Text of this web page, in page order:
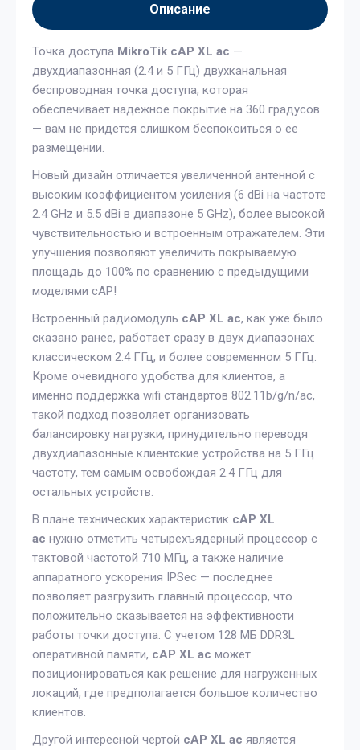
Описание
Точка доступа MikroTik cAP XL ac —
двухдиапазонная (2.4 и 5 ГГц) двухканальная
беспроводная точка доступа, которая
обеспечивает надежное покрытие на 360 градусов
— вам не придется слишком беспокоиться о ее
размещении.
Новый дизайн отличается увеличенной антенной с
высоким коэффициентом усиления (6 dBi на частоте
2.4 GHz и 5.5 dBi в диапазоне 5 GHz), более высокой
чувствительностью и встроенным отражателем. Эти
улучшения позволяют увеличить покрываемую
площадь до 100% по сравнению с предыдущими
моделями cAP!
Встроенный радиомодуль cAP XL ac, как уже было
сказано ранее, работает сразу в двух диапазонах:
классическом 2.4 ГГц, и более современном 5 ГГц.
Кроме очевидного удобства для клиентов, а
именно поддержка wifi стандартов 802.11b/g/n/ac,
такой подход позволяет организовать
балансировку нагрузки, принудительно переводя
двухдиапазонные клиентские устройства на 5 ГГц
частоту, тем самым освобождая 2.4 ГГц для
остальных устройств.
В плане технических характеристик cAP XL
ac нужно отметить четырехъядерный процессор с
тактовой частотой 710 МГц, а также наличие
аппаратного ускорения IPSec — последнее
позволяет разгрузить главный процессор, что
положительно сказывается на эффективности
работы точки доступа. С учетом 128 МБ DDR3L
оперативной памяти, cAP XL ac может
позиционироваться как решение для нагруженных
локаций, где предполагается большое количество
клиентов.
Другой интересной чертой cAP XL ac является